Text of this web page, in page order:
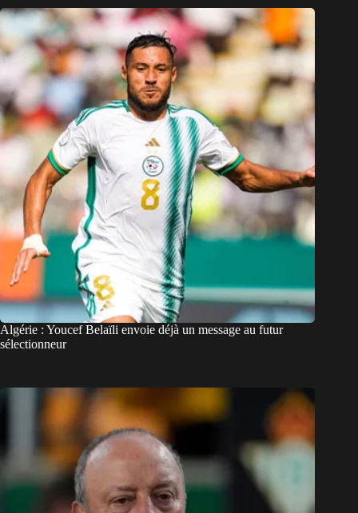
Algérie : Youcef Belaïli envoie déjà un message au futur
sélectionneur